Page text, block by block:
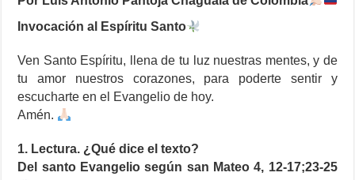
Invocación al Espíritu Santo
Ven Santo Espíritu, llena de tu luz nuestras mentes, y de
tu amor nuestros corazones, para poderte sentir y
escucharte en el Evangelio de hoy.
Amén.
1. Lectura. ¿Qué dice el texto?
Del santo Evangelio según san Mateo 4, 12-17;23-25